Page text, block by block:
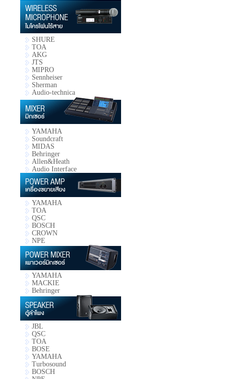
SHURE
TOA
AKG
JTS
MIPRO
Sennheiser
Sherman
Audio-technica
YAMAHA
Soundcraft
MIDAS
Behringer
Allen&Heath
Audio Interface
YAMAHA
TOA
QSC
BOSCH
CROWN
NPE
YAMAHA
MACKIE
Behringer
JBL
QSC
TOA
BOSE
YAMAHA
Turbosound
BOSCH